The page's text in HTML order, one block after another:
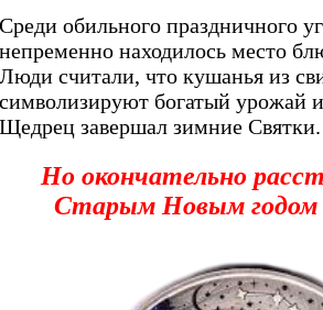
Среди обильного праздничного
непременно находилось место
Люди считали, что кушанья из
символизируют богатый урожай
Щедрец завершал зимние Святки.
Но окончательно
Старым Новым годом